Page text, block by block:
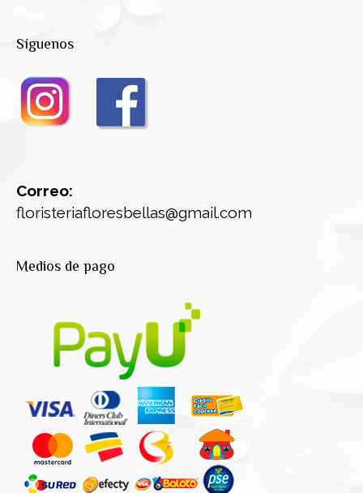
Síguenos
Correo:
floristeriafloresbellas@gmail.com
Medios de pago